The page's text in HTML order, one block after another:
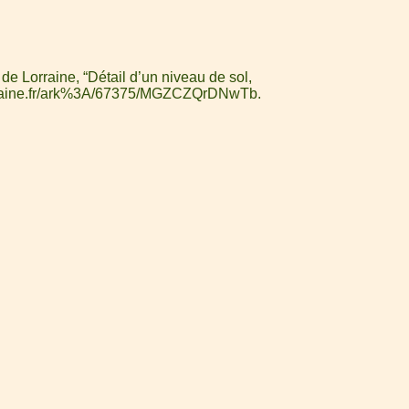
Lorraine, “Détail d’un niveau de sol,
ark%3A/67375/MGZCZQrDNwTb.